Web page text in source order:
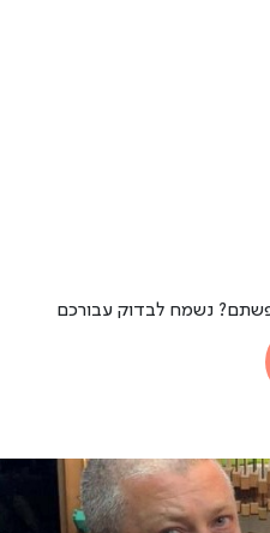
נשמח לבדוק עבורכם